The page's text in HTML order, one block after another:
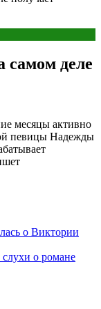
самом деле
месяцы активно
певицы Надежды
о Виктории
о романе